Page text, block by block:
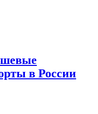
в России